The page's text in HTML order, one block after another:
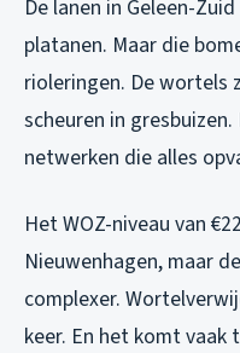
De lanen in Geleen-
platanen. Maar die
rioleringen. De wortels
scheuren in
netwerken die alles
Het WOZ-niveau van
Nieuwenhagen, maar
complexer.
keer. En het komt